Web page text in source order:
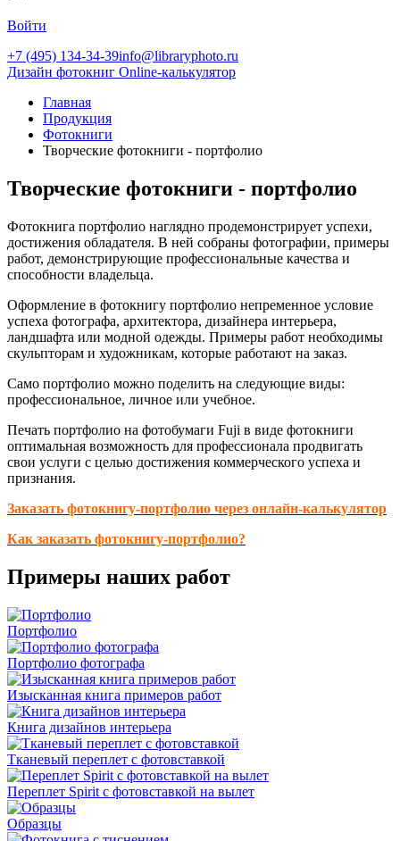
Войти
+7 (495) 134-34-39info@libraryphoto.ru
Дизайн фотокниг Online-калькулятор
Главная
Продукция
Фотокниги
Творческие фотокниги - портфолио
Творческие фотокниги - портфолио
Фотокнига портфолио наглядно продемонстрирует успехи,
достижения обладателя. В ней собраны фотографии, примеры
работ, демонстрирующие профессиональные качества и
способности владельца.
Оформление в фотокнигу портфолио непременное условие
успеха фотографа, архитектора, дизайнера интерьера,
ландшафта или модной одежды. Примеры работ необходимы
скульпторам и художникам, которые работают на заказ.
Само портфолио можно поделить на следующие виды:
профессиональное, личное или учебное.
Печать портфолио на фотобумаги Fuji в виде фотокниги
оптимальная возможность для профессионала продвигать
свои услуги с целью достижения коммерческого успеха и
признания.
Заказать фотокнигу-портфолио через онлайн-калькулятор
Как заказать фотокнигу-портфолио?
Примеры наших работ
Портфолио
Портфолио фотографа
Изысканная книга примеров работ
Книга дизайнов интерьера
Тканевый переплет с фотовставкой
Переплет Spirit с фотовставкой на вылет
Образцы